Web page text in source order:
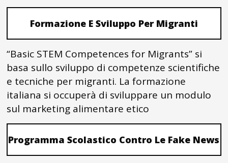
Formazione E Sviluppo Per Migranti
“Basic STEM Competences for Migrants” si
basa sullo sviluppo di competenze scientifiche
e tecniche per migranti. La formazione
italiana si occuperà di sviluppare un modulo
sul marketing alimentare etico
Programma Scolastico Contro Le Fake News